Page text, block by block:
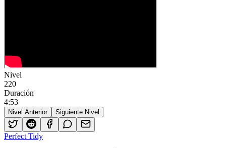
Nivel
220
Duración
4:53
Nivel Anterior Siguiente Nivel
Perfect Tidy